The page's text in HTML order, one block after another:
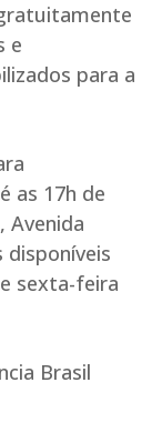
e
para a
as 17h de
Avenida
disponíveis
sexta-feira
Brasil